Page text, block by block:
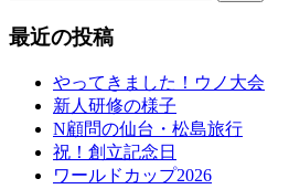
最近の投稿
やってきました！ウノ大会
新人研修の様子
N顧問の仙台・松島旅行
祝！創立記念日
ワールドカップ2026